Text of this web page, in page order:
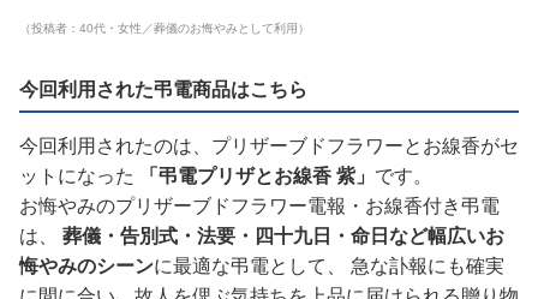
（投稿者：40代・女性／葬儀のお悔やみとして利用）
今回利用された弔電商品はこちら
今回利用されたのは、プリザーブドフラワーとお線香がセ
ットになった
「弔電プリザとお線香 紫」 です。
お悔やみのプリザーブドフラワー電報・お線香付き弔電
は、 葬儀・告別式・法要・四十九日・命日など幅広いお
悔やみのシーンに最適な弔電として、 急な訃報にも確実